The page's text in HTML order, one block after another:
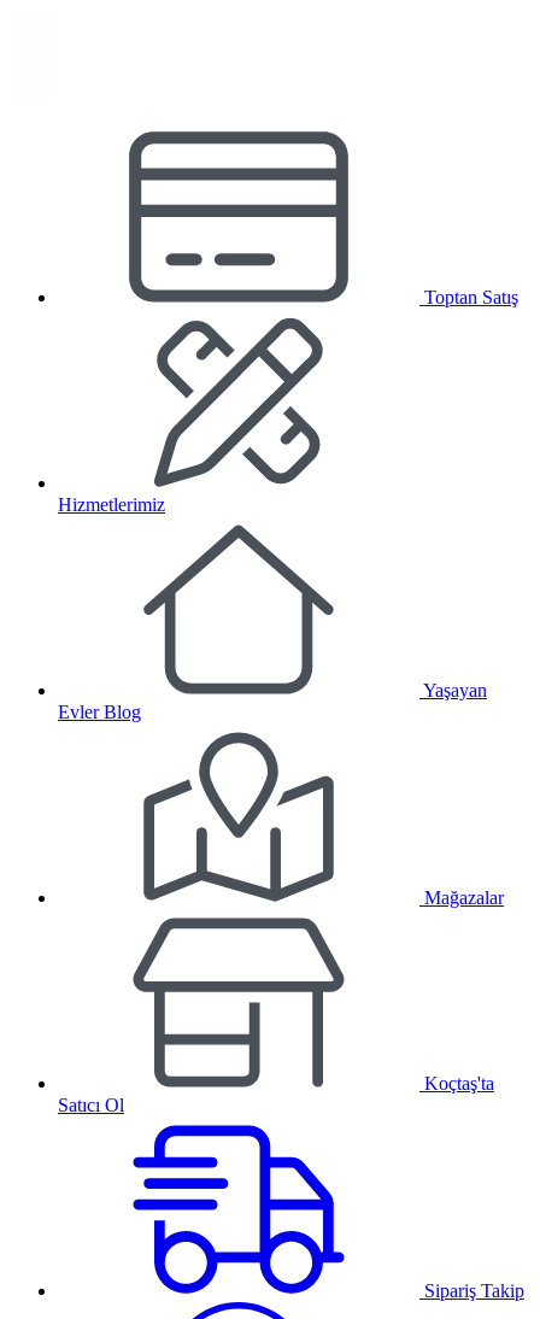
Toptan Satış
Hizmetlerimiz
Yaşayan
Evler Blog
Mağazalar
Koçtaş'ta
Satıcı Ol
Sipariş Takip